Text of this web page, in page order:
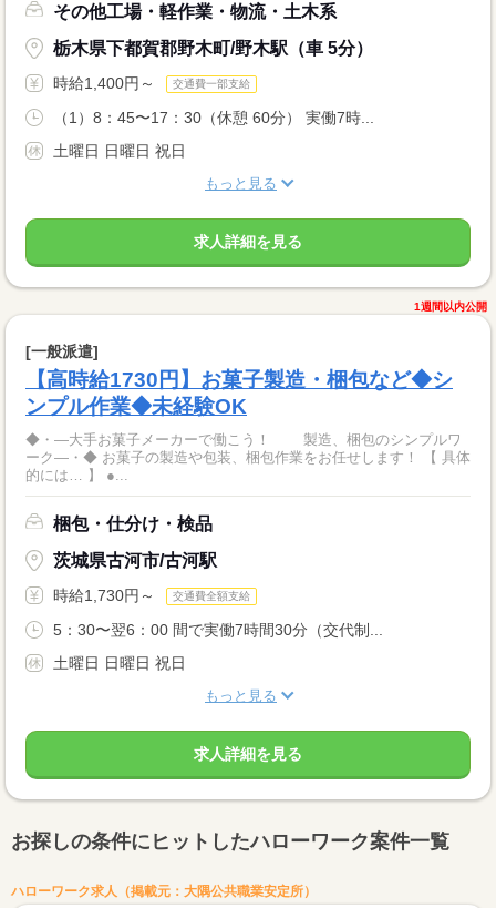
その他工場・軽作業・物流・土木系
栃木県下都賀郡野木町/野木駅（車 5分）
時給1,400円～ 交通費一部支給
（1）8：45〜17：30（休憩 60分） 実働7時...
土曜日 日曜日 祝日
もっと見る
求人詳細を見る
1週間以内公開
[一般派遣]
【高時給1730円】お菓子製造・梱包など◆シ
ンプル作業◆未経験OK
◆・―大手お菓子メーカーで働こう！ 製造、梱包のシンプルワ
ーク―・◆ お菓子の製造や包装、梱包作業をお任せします！ 【 具体
的には… 】 ●...
梱包・仕分け・検品
茨城県古河市/古河駅
時給1,730円～ 交通費全額支給
5：30〜翌6：00 間で実働7時間30分（交代制...
土曜日 日曜日 祝日
もっと見る
求人詳細を見る
お探しの条件にヒットしたハローワーク案件一覧
ハローワーク求人（掲載元：大隅公共職業安定所）